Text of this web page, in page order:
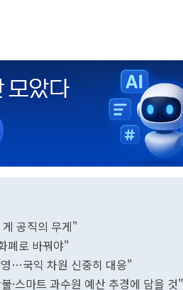
공직의 무게"
폐로 바꿔야"
…국익 차원 신중히 대응"
스마트 과수원 예산 추경에 담을 것"